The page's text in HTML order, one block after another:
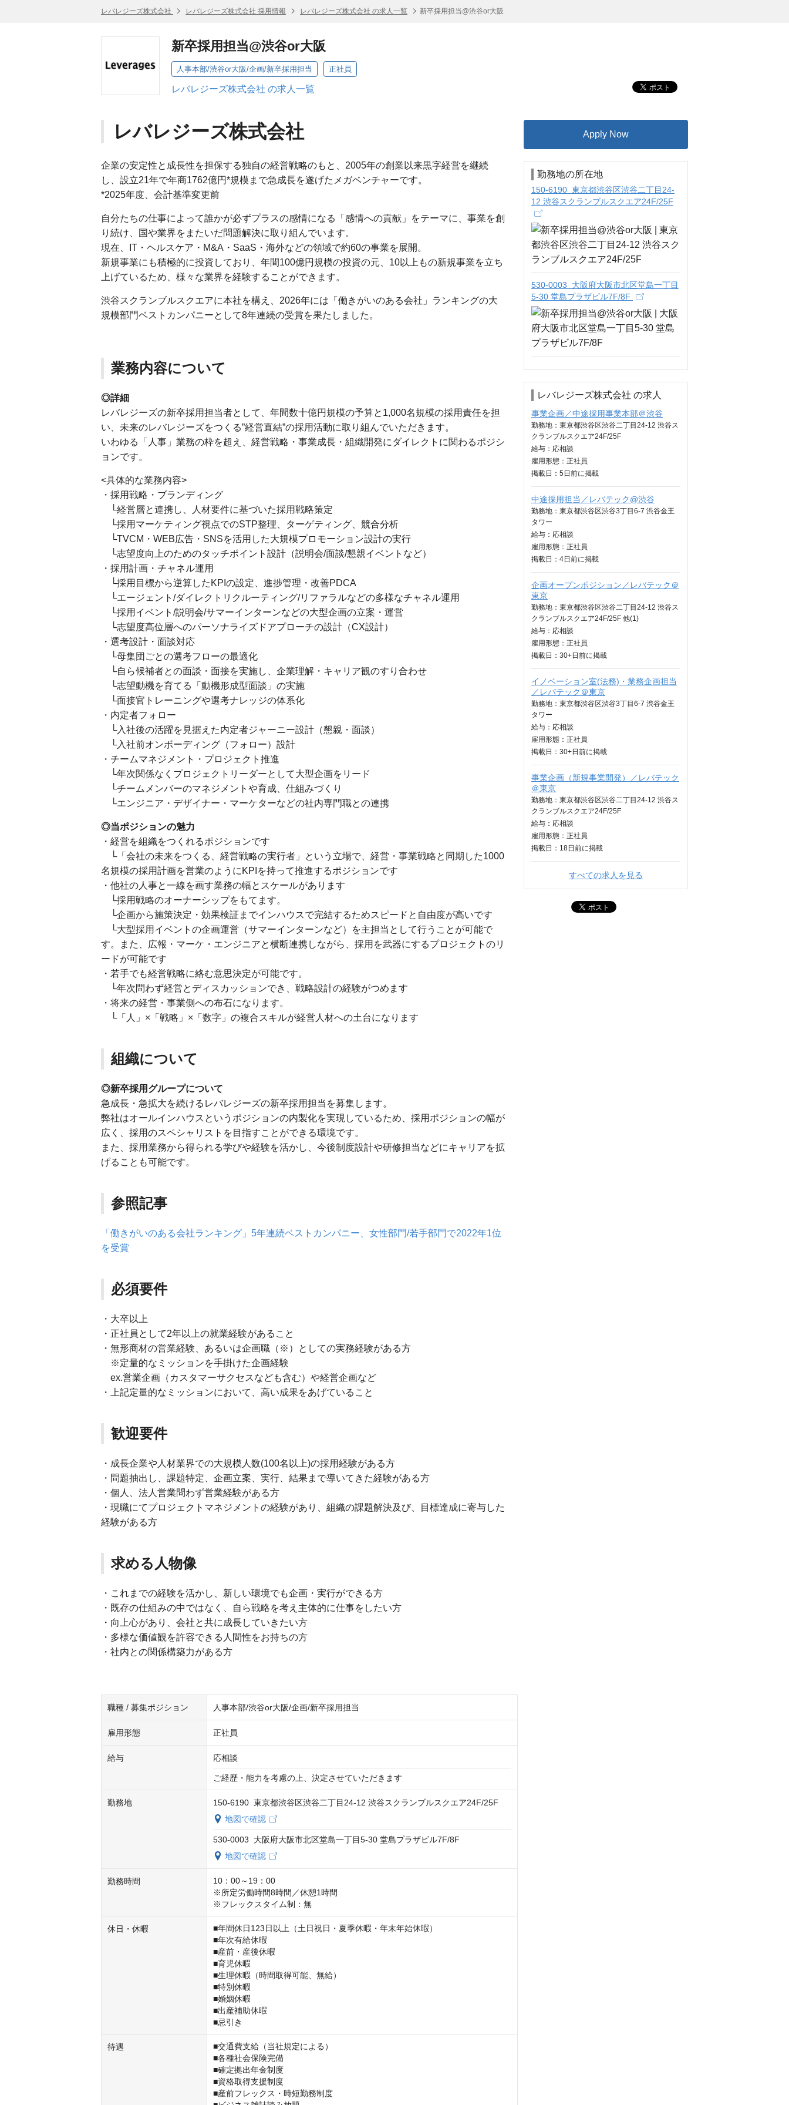
レバレジーズ株式会社 レバレジーズ株式会社 採用情報 レバレジーズ株式会社 の求人一覧 新卒採用担当@渋谷or大阪
新卒採用担当@渋谷or大阪
人事本部/渋谷or大阪/企画/新卒採用担当 正社員
レバレジーズ株式会社 の求人一覧
レバレジーズ株式会社
企業の安定性と成長性を担保する独自の経営戦略のもと、2005年の創業以来黒字経営を継続
し、設立21年で年商1762億円*規模まで急成長を遂げたメガベンチャーです。
*2025年度、会計基準変更前
自分たちの仕事によって誰かが必ずプラスの感情になる「感情への貢献」をテーマに、事業を創
り続け、国や業界をまたいだ問題解決に取り組んでいます。
現在、IT・ヘルスケア・M&A・SaaS・海外などの領域で約60の事業を展開。
新規事業にも積極的に投資しており、年間100億円規模の投資の元、10以上もの新規事業を立ち
上げているため、様々な業界を経験することができます。
渋谷スクランブルスクエアに本社を構え、2026年には「働きがいのある会社」ランキングの大
規模部門ベストカンパニーとして8年連続の受賞を果たしました。
業務内容について
◎詳細
レバレジーズの新卒採用担当者として、年間数十億円規模の予算と1,000名規模の採用責任を担
い、未来のレバレジーズをつくる”経営直結”の採用活動に取り組んでいただきます。
いわゆる「人事」業務の枠を超え、経営戦略・事業成長・組織開発にダイレクトに関わるポジシ
ョンです。
<具体的な業務内容>
・採用戦略・ブランディング
└経営層と連携し、人材要件に基づいた採用戦略策定
└採用マーケティング視点でのSTP整理、ターゲティング、競合分析
└TVCM・WEB広告・SNSを活用した大規模プロモーション設計の実行
└志望度向上のためのタッチポイント設計（説明会/面談/懇親イベントなど）
・採用計画・チャネル運用
└採用目標から逆算したKPIの設定、進捗管理・改善PDCA
└エージェント/ダイレクトリクルーティング/リファラルなどの多様なチャネル運用
└採用イベント/説明会/サマーインターンなどの大型企画の立案・運営
└志望度高位層へのパーソナライズドアプローチの設計（CX設計）
・選考設計・面談対応
└母集団ごとの選考フローの最適化
└自ら候補者との面談・面接を実施し、企業理解・キャリア観のすり合わせ
└志望動機を育てる「動機形成型面談」の実施
└面接官トレーニングや選考ナレッジの体系化
・内定者フォロー
└入社後の活躍を見据えた内定者ジャーニー設計（懇親・面談）
└入社前オンボーディング（フォロー）設計
・チームマネジメント・プロジェクト推進
└年次関係なくプロジェクトリーダーとして大型企画をリード
└チームメンバーのマネジメントや育成、仕組みづくり
└エンジニア・デザイナー・マーケターなどの社内専門職との連携
◎当ポジションの魅力
・経営を組織をつくれるポジションです
└「会社の未来をつくる、経営戦略の実行者」という立場で、経営・事業戦略と同期した1000
名規模の採用計画を営業のようにKPIを持って推進するポジションです
・他社の人事と一線を画す業務の幅とスケールがあります
└採用戦略のオーナーシップをもてます。
└企画から施策決定・効果検証までインハウスで完結するためスピードと自由度が高いです
└大型採用イベントの企画運営（サマーインターンなど）を主担当として行うことが可能で
す。また、広報・マーケ・エンジニアと横断連携しながら、採用を武器にするプロジェクトのリ
ードが可能です
・若手でも経営戦略に絡む意思決定が可能です。
└年次問わず経営とディスカッションでき、戦略設計の経験がつめます
・将来の経営・事業側への布石になります。
└「人」×「戦略」×「数字」の複合スキルが経営人材への土台になります
組織について
◎新卒採用グループについて
急成長・急拡大を続けるレバレジーズの新卒採用担当を募集します。
弊社はオールインハウスというポジションの内製化を実現しているため、採用ポジションの幅が
広く、採用のスペシャリストを目指すことができる環境です。
また、採用業務から得られる学びや経験を活かし、今後制度設計や研修担当などにキャリアを拡
げることも可能です。
参照記事
「働きがいのある会社ランキング」5年連続ベストカンパニー、女性部門/若手部門で2022年1位
を受賞
必須要件
・大卒以上
・正社員として2年以上の就業経験があること
・無形商材の営業経験、あるいは企画職（※）としての実務経験がある方
※定量的なミッションを手掛けた企画経験
ex.営業企画（カスタマーサクセスなども含む）や経営企画など
・上記定量的なミッションにおいて、高い成果をあげていること
歓迎要件
・成長企業や人材業界での大規模人数(100名以上)の採用経験がある方
・問題抽出し、課題特定、企画立案、実行、結果まで導いてきた経験がある方
・個人、法人営業問わず営業経験がある方
・現職にてプロジェクトマネジメントの経験があり、組織の課題解決及び、目標達成に寄与した
経験がある方
求める人物像
・これまでの経験を活かし、新しい環境でも企画・実行ができる方
・既存の仕組みの中ではなく、自ら戦略を考え主体的に仕事をしたい方
・向上心があり、会社と共に成長していきたい方
・多様な価値観を許容できる人間性をお持ちの方
・社内との関係構築力がある方
職種 / 募集ポジション 人事本部/渋谷or大阪/企画/新卒採用担当
雇用形態 正社員
給与 応相談
ご経歴・能力を考慮の上、決定させていただきます
勤務地
150-6190 東京都渋谷区渋谷二丁目24-12 渋谷スクランブルスクエア24F/25F
地図で確認
530-0003 大阪府大阪市北区堂島一丁目5-30 堂島プラザビル7F/8F
地図で確認
勤務時間
10：00～19：00
※所定労働時間8時間／休憩1時間
※フレックスタイム制：無
休日・休暇
■年間休日123日以上（土日祝日・夏季休暇・年末年始休暇）
■年次有給休暇
■産前・産後休暇
■育児休暇
■生理休暇（時間取得可能、無給）
■特別休暇
■婚姻休暇
■出産補助休暇
■忌引き
待遇
■交通費支給（当社規定による）
■各種社会保険完備
■確定拠出年金制度
■資格取得支援制度
■産前フレックス・時短勤務制度
Apply Now
勤務地の所在地
150-6190 東京都渋谷区渋谷二丁目24-
12 渋谷スクランブルスクエア24F/25F
530-0003 大阪府大阪市北区堂島一丁目
5-30 堂島プラザビル7F/8F
レバレジーズ株式会社 の求人
事業企画／中途採用事業本部＠渋谷
勤務地：東京都渋谷区渋谷二丁目24-12 渋谷ス
クランブルスクエア24F/25F
給与： 応相談
雇用形態：正社員
掲載日： 5日 前に掲載
中途採用担当／レバテック@渋谷
勤務地：東京都渋谷区渋谷3丁目6-7 渋谷金王
タワー
給与： 応相談
雇用形態：正社員
掲載日： 4日 前に掲載
企画オープンポジション／レバテック＠
東京
勤務地：東京都渋谷区渋谷二丁目24-12 渋谷ス
クランブルスクエア24F/25F 他(1)
給与： 応相談
雇用形態：正社員
掲載日： 30+日 前に掲載
イノベーション室(法務)・業務企画担当
／レバテック＠東京
勤務地：東京都渋谷区渋谷3丁目6-7 渋谷金王
タワー
給与： 応相談
雇用形態：正社員
掲載日： 30+日 前に掲載
事業企画（新規事業開発）／レバテック
＠東京
勤務地：東京都渋谷区渋谷二丁目24-12 渋谷ス
クランブルスクエア24F/25F
給与： 応相談
雇用形態：正社員
掲載日： 18日 前に掲載
すべての求人を見る